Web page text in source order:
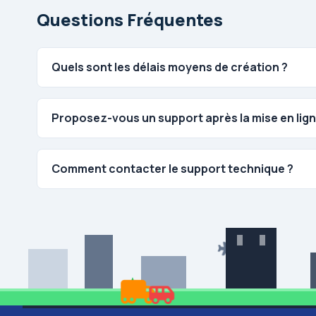
Questions Fréquentes
Quels sont les délais moyens de création ?
Proposez-vous un support après la mise en
Comment contacter le support technique ?